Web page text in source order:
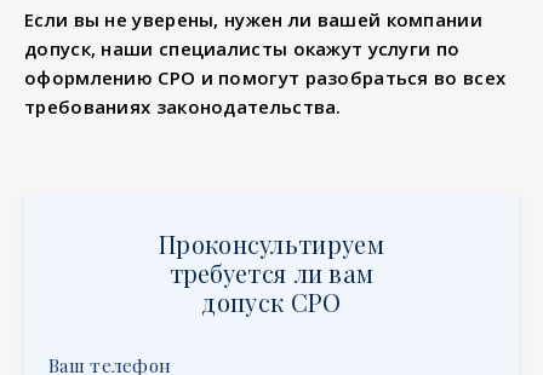
Если вы не уверены, нужен ли вашей компании
допуск, наши специалисты окажут услуги по
оформлению СРО и помогут разобраться во всех
требованиях законодательства.
Проконсультируем
требуется ли вам
допуск СРО
Ваш телефон